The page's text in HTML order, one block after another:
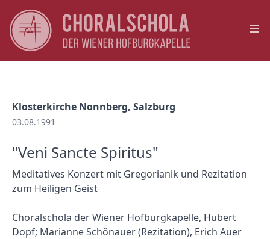
Klosterkirche Nonnberg, Salzburg
03.08.1991
"Veni Sancte Spiritus"
Meditatives Konzert mit Gregorianik und Rezitation
zum Heiligen Geist
Choralschola der Wiener Hofburgkapelle, Hubert
Dopf; Marianne Schönauer (Rezitation), Erich Auer